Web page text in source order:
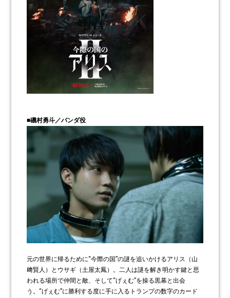
■磯村勇斗／バンダ役
元の世界に帰るために“今際の国”の謎を追いかけるアリス（山
﨑賢人）とウサギ（土屋太鳳）。二人は謎を解き明かす鍵と思
われる場所で仲間と敵、そして“げぇむ”を操る黒幕と出会
う。“げぇむ”に勝利する度に手に入るトランプの数字のカード